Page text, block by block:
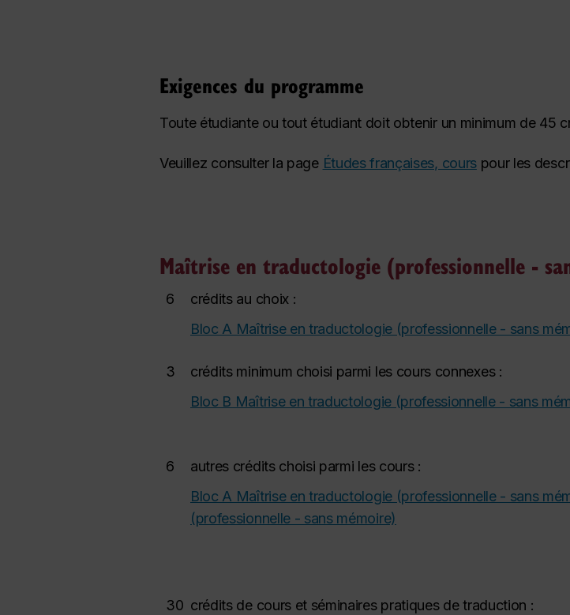
Exigences du programme
Toute étudiante ou tout étudiant doit obtenir un minimum de 45
Veuillez consulter la page Études françaises, cours pour les
Maîtrise en traductologie (professionnelle -
6
crédits au choix :
Bloc A Maîtrise en traductologie (professionnelle - sans
3
crédits minimum choisi parmi les cours connexes :
Bloc B Maîtrise en traductologie (professionnelle - sans
6 autres crédits choisi parmi les cours :
Bloc A Maîtrise en traductologie (professionnelle - sans
(professionnelle - sans mémoire)
30 crédits de cours et séminaires pratiques de traduction :